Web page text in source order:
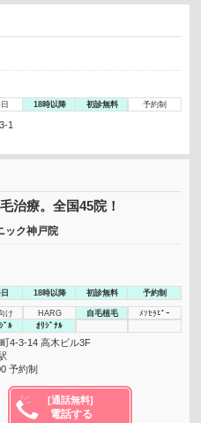
18時以降 初診無料 予約制
1
治療。全国45院！
ック神戸院
18時以降 初診無料 予約制
け HARG 自毛植毛
ﾒｿｾﾗﾋﾟｰ
ﾞﾙ ｵﾘｼﾞﾅﾙ
4-3-14 高木ビル3F
予約制
[通話無料]
電話する